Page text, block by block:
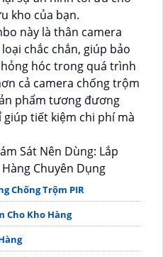
kho của bạn.
này là thân camera
chắc chắn, giúp bảo
hóc trong quá trình
cả camera chống trộm
phẩm tương đương
tiết kiệm chi phí mà
Sát Nên Dùng: Lắp
Chuyên Dụng
Chống Trộm PIR
Cho Kho Hàng